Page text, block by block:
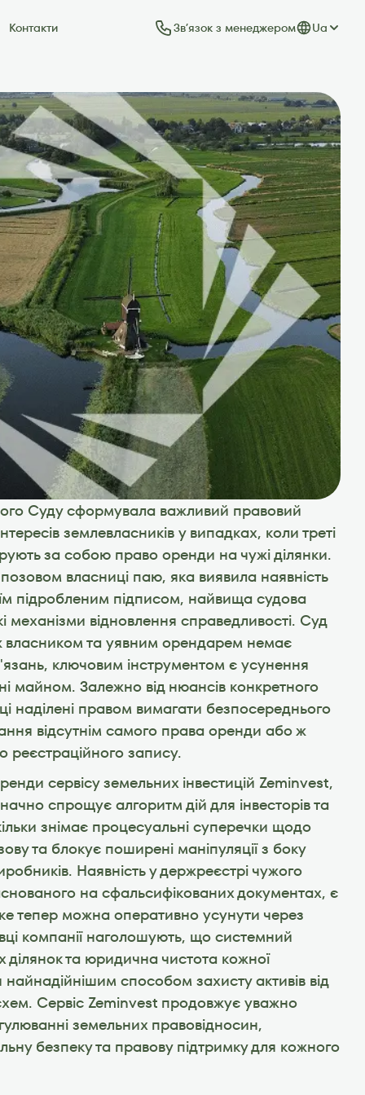
Контакти Звʼязок з менеджером Ua
Суду сформувала важливий правовий
землевласників у випадках, коли треті
за собою право оренди на чужі ділянки.
власниці паю, яка виявила наявність
підробленим підписом, найвища судова
механізми відновлення справедливості. Суд
власником та уявним орендарем немає
ключовим інструментом є усунення
майном. Залежно від нюансів конкретного
наділені правом вимагати безпосереднього
відсутнім самого права оренди або ж
реєстраційного запису.
сервісу земельних інвестицій Zeminvest,
спрощує алгоритм дій для інвесторів та
знімає процесуальні суперечки щодо
та блокує поширені маніпуляції з боку
Наявність у держреєстрі чужого
на сфальсифікованих документах, є
тепер можна оперативно усунути через
компанії наголошують, що системний
ділянок та юридична чистота кожної
способом захисту активів від
Сервіс Zeminvest продовжує уважно
земельних правовідносин,
безпеку та правову підтримку для кожного